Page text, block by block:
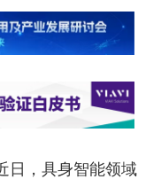
日，具身智能领域